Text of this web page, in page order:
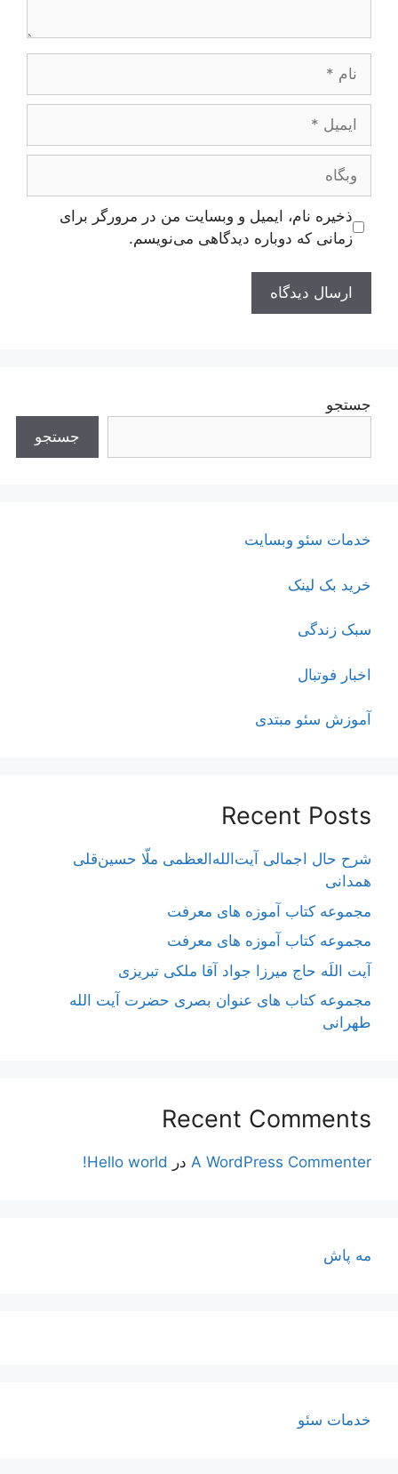
وبگاه
ذخیره نام، ایمیل و وبسایت من در مرورگر برای
زمانی که دوباره دیدگاهی می‌نویسم.
جستجو
جستجو
خدمات سئو وبسایت
خرید بک لینک
سبک زندگی
اخبار فوتبال
آموزش سئو مبتدی
Recent Posts
شرح حال اجمالی آیت‌الله‌العظمی ملّا حسین‌قلی
همدانی
مجموعه کتاب آموزه های معرفت
مجموعه کتاب آموزه های معرفت
آیت اللَه حاج میرزا جواد آقا ملکی تبریزی
مجموعه کتاب های عنوان بصری حضرت آیت الله
طهرانی
Recent Comments
A WordPress Commenter در Hello world!
مه پاش
خدمات سئو